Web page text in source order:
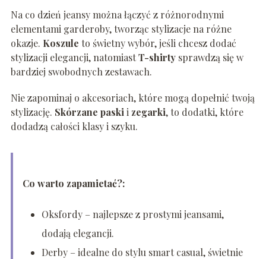
Na co dzień jeansy można łączyć z różnorodnymi
elementami garderoby, tworząc stylizacje na różne
okazje. Koszule to świetny wybór, jeśli chcesz dodać
stylizacji elegancji, natomiastT-shirtysprawdzą się w
bardziej swobodnych zestawach.
Nie zapominaj o akcesoriach, które mogą dopełnić twoją
stylizację. Skórzane paski i zegarki, to dodatki, które
dodadzą całości klasy i szyku.
Co warto zapamietać?:
Oksfordy – najlepsze z prostymi jeansami,
dodają elegancji.
Derby – idealne do stylu smart casual, świetnie